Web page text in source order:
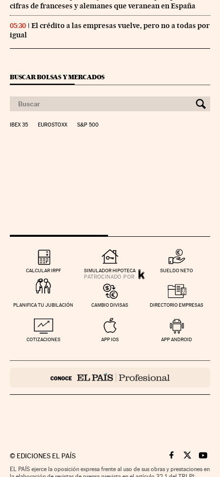
cifras de franceses y alemanes que veranean en España
05:30
El crédito a las empresas vuelve, pero no a todas por
igual
BUSCAR BOLSAS Y MERCADOS
IBEX 35 EUROSTOXX S&P 500
CALCULAR IRPF SIMULADOR HIPOTECA SUELDO NETO
PLANIFICA TU JUBILACIÓN CAMBIO DIVISAS DIRECTORIO EMPRESAS
COTIZACIONES APP IOS APP ANDROID
© EDICIONES EL PAÍS Cinco Días en
Cinco Días
Cinco
EL PAÍS ejerce la oposición expresa frente al uso de sus obras y prestaciones en